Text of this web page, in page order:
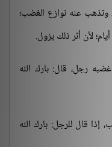
وتذهب عنه نوازع الغضب؛
لأن أثر ذلك يزول.
رجل، قال: بارك الله
إذا قال للرجل: بارك الله